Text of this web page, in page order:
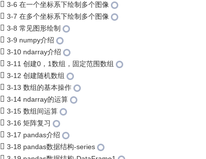
3-6 在一个坐标系下绘制多个图像
3-7 在多个坐标系下绘制多个图像
3-8 常见图形绘制
3-9 numpy介绍
3-10 ndarray介绍
3-11 创建0，1数组，固定范围数组
3-12 创建随机数组
3-13 数组的基本操作
3-14 ndarray的运算
3-15 数组间运算
3-16 矩阵复习
3-17 pandas介绍
3-18 pandas数据结构-series